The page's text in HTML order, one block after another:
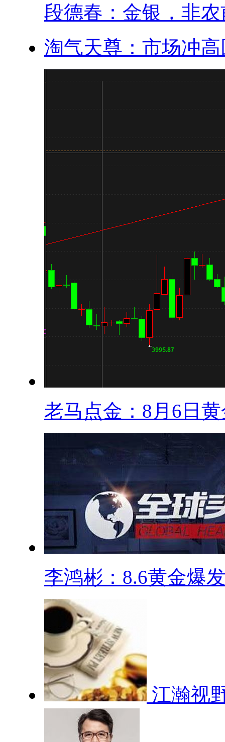
段德春：金银，非农
淘气天尊：市场冲
老马点金：8月6日黄
李鸿彬：8.6黄金爆
江瀚视